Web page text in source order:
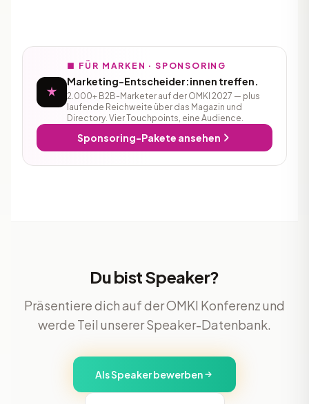
■ FÜR MARKEN · SPONSORING
Marketing-Entscheider:innen treffen.
2.000+ B2B-Marketer auf der OMKI 2027 — plus
laufende Reichweite über das Magazin und
Directory. Vier Touchpoints, eine Audience.
Sponsoring-Pakete ansehen
Du bist Speaker?
Präsentiere dich auf der OMKI Konferenz und
werde Teil unserer Speaker-Datenbank.
Als Speaker bewerben